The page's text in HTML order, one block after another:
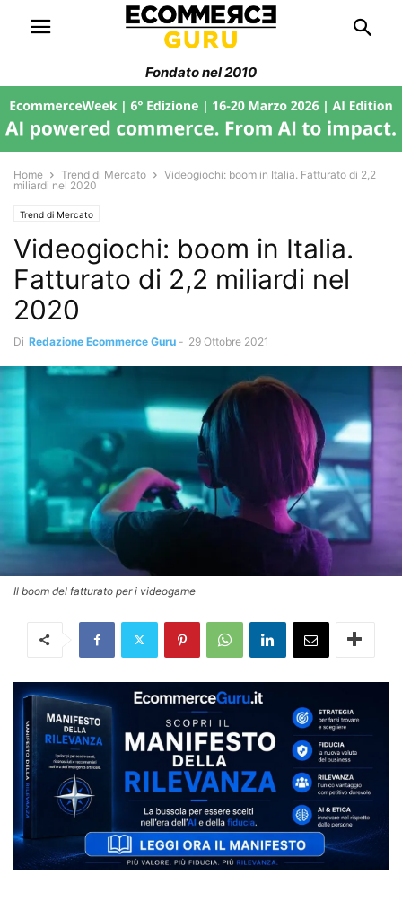
Fondato nel 2010
Home Trend di Mercato
Videogiochi: boom in Italia. Fatturato di 2,2
miliardi nel 2020
Trend di Mercato
Videogiochi: boom in Italia.
Fatturato di 2,2 miliardi nel
2020
Di Redazione Ecommerce Guru - 29 Ottobre 2021
Il boom del fatturato per i videogame